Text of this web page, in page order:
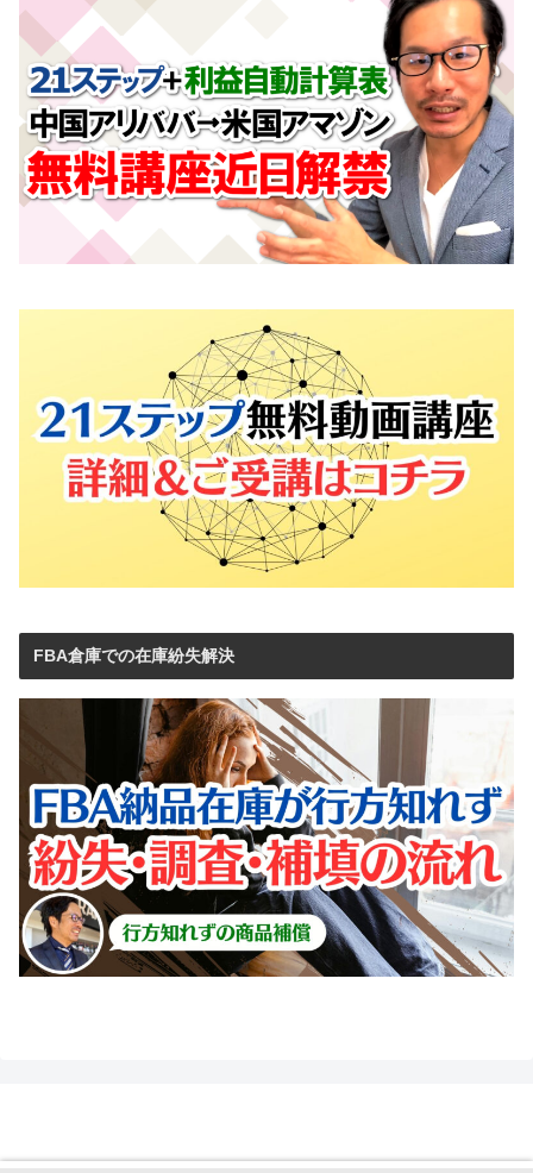
FBA倉庫での在庫紛失解決